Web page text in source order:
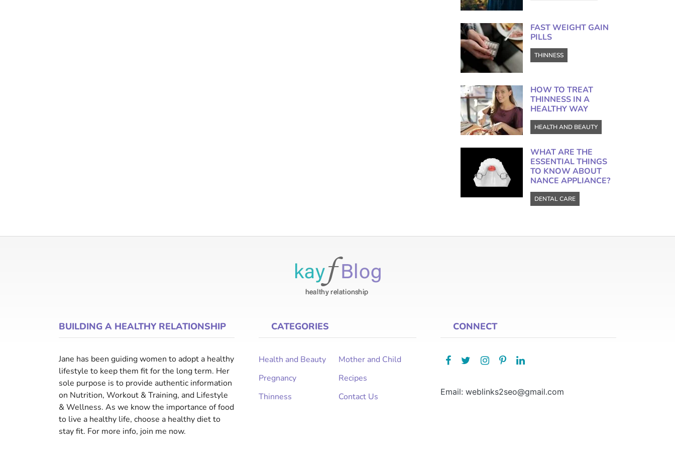
FAST WEIGHT GAIN
PILLS
THINNESS
HOW TO TREAT
THINNESS IN A
HEALTHY WAY
HEALTH AND BEAUTY
WHAT ARE THE
ESSENTIAL THINGS
TO KNOW ABOUT
NANCE APPLIANCE?
DENTAL CARE
BUILDING A HEALTHY RELATIONSHIP
Jane has been guiding women to adopt a healthy
lifestyle to keep them fit for the long term. Her
sole purpose is to provide authentic information
on Nutrition, Workout & Training, and Lifestyle
& Wellness. As we know the importance of food
to live a healthy life, choose a healthy diet to
stay fit. For more info, join me now.
CATEGORIES
Health and Beauty
Mother and Child
Pregnancy
Recipes
Thinness
Contact Us
CONNECT
Email: weblinks2seo@gmail.com